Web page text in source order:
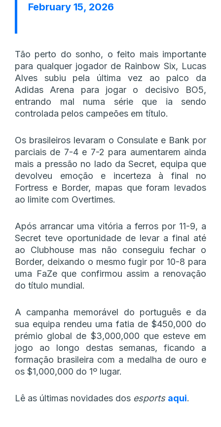
February 15, 2026
Tão perto do sonho, o feito mais importante
para qualquer jogador de Rainbow Six, Lucas
Alves subiu pela última vez ao palco da
Adidas Arena para jogar o decisivo BO5,
entrando mal numa série que ia sendo
controlada pelos campeões em título.
Os brasileiros levaram o Consulate e Bank por
parciais de 7-4 e 7-2 para aumentarem ainda
mais a pressão no lado da Secret, equipa que
devolveu emoção e incerteza à final no
Fortress e Border, mapas que foram levados
ao limite com Overtimes.
Após arrancar uma vitória a ferros por 11-9, a
Secret teve oportunidade de levar a final até
ao Clubhouse mas não conseguiu fechar o
Border, deixando o mesmo fugir por 10-8 para
uma FaZe que confirmou assim a renovação
do título mundial.
A campanha memorável do português e da
sua equipa rendeu uma fatia de $450,000 do
prémio global de $3,000,000 que esteve em
jogo ao longo destas semanas, ficando a
formação brasileira com a medalha de ouro e
os $1,000,000 do 1º lugar.
Lê as últimas novidades dos esports aqui.